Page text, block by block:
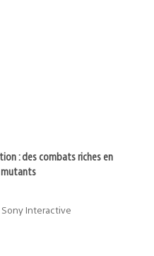
: des combats riches en
Interactive